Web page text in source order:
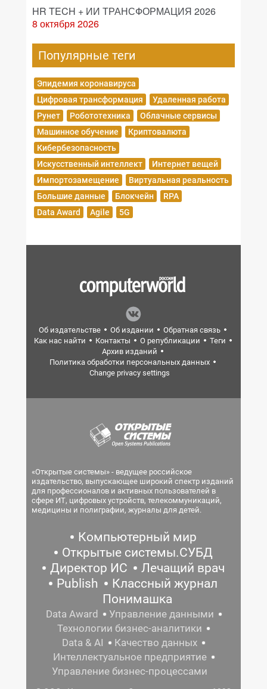
HR TECH + ИИ ТРАНСФОРМАЦИЯ 2026
8 октября 2026
Популярные теги
Эпидемия коронавируса
Цифровая трансформация
Удаленная работа
Рунет
Робототехника
Облачные сервисы
Машинное обучение
Криптовалюта
Кибербезопасность
Искусственный интеллект
Интернет вещей
Импортозамещение
Виртуальная реальность
Большие данные
Блокчейн
RPA
Data Award
Agile 5G
Об издательстве Об издании
Обратная связь
Как нас найти
Контакты О републикации
Теги
Архив изданий
Политика обработки персональных данных
Change privacy settings
«Открытые системы» - ведущее российское
издательство, выпускающее широкий спектр изданий
для профессионалов и активных пользователей в
сфере ИТ, цифровых устройств, телекоммуникаций,
медицины и полиграфии, журналы для детей.
Компьютерный мир
Открытые системы.СУБД
Директор ИС
Лечащий врач
Publish
Классный журнал
Понимашка
Data Award
Управление данными
Технологии бизнес-аналитики
Data & AI
Качество данных
Интеллектуальное предприятие
Управление бизнес-процессами